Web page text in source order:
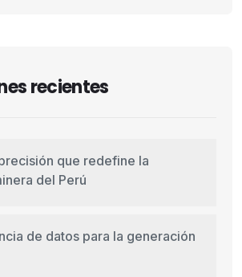
recientes
que redefine la
del Perú
de datos para la generación